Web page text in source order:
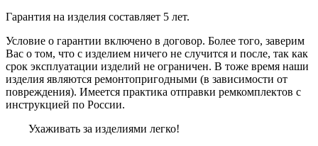
Гарантия на изделия составляет 5 лет.
Условие о гарантии включено в договор. Более того, заверим
Вас о том, что с изделием ничего не случится и после, так как
срок эксплуатации изделий не ограничен. В тоже время наши
изделия являются ремонтопригодными (в зависимости от
повреждения). Имеется практика отправки ремкомплектов с
инструкцией по России.
Ухаживать за изделиями легко!